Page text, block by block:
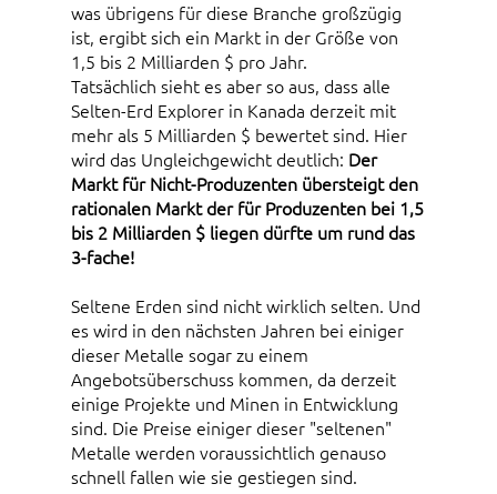
was übrigens für diese Branche großzügig
ist, ergibt sich ein Markt in der Größe von
1,5 bis 2 Milliarden $ pro Jahr.
Tatsächlich sieht es aber so aus, dass alle
Selten-Erd Explorer in Kanada derzeit mit
mehr als 5 Milliarden $ bewertet sind. Hier
wird das Ungleichgewicht deutlich: Der
Markt für Nicht-Produzenten übersteigt den
rationalen Markt der für Produzenten bei 1,5
bis 2 Milliarden $ liegen dürfte um rund das
3-fache!
Seltene Erden sind nicht wirklich selten. Und
es wird in den nächsten Jahren bei einiger
dieser Metalle sogar zu einem
Angebotsüberschuss kommen, da derzeit
einige Projekte und Minen in Entwicklung
sind. Die Preise einiger dieser "seltenen"
Metalle werden voraussichtlich genauso
schnell fallen wie sie gestiegen sind.